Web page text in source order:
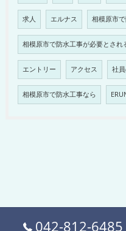
求人 エルナス 相模原市
相模原市で防水工事が必要とされ
エントリー アクセス 社
相模原市で防水工事なら
042-812-6485